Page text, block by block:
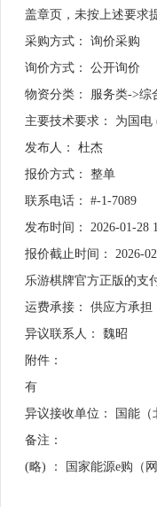
盖章页，未按上述要求
采购方式： 询价采购
询价方式： 公开询价
物资分类： 服务类->综
主要技术要求： 为国
发布人： 杜杰
报价方式： 整单
联系电话： #-1-7089
发布时间： 2026-01-28
报价截止时间： 2026-
乐游棋牌官方正版的支
运费承接： 供应方承担
异议联系人： 魏昭
附件：
有
异议接收单位： 国能（
备注：
(略) ： 国家能源e购（